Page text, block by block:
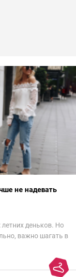
не надевать
деньков. Но
важно шагать в
гарант дурного